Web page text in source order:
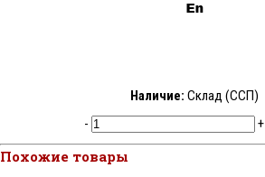
Наличие: Склад (ССП)
-
+
Похожие товары